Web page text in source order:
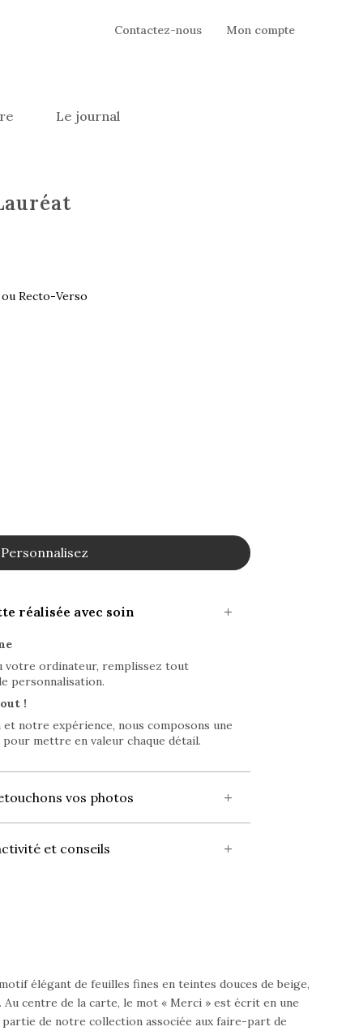
Contactez-nous Mon compte
Le journal
Recto-Verso
Personnalisez
réalisée avec soin
votre ordinateur, remplissez tout
personnalisation.
!
notre expérience, nous composons une
mettre en valeur chaque détail.
vos photos
et conseils
élégant de feuilles fines en teintes douces de beige,
centre de la carte, le mot « Merci » est écrit en une
de notre collection associée aux faire-part de